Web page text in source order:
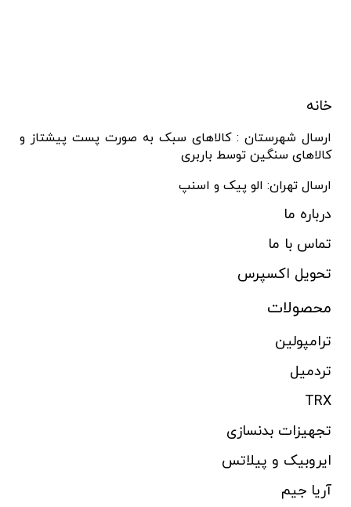
خانه
ارسال شهرستان : کالاهای سبک به صورت پست پیشتاز و
کالاهای سنگین توسط باربری
ارسال تهران: الو پیک و اسنپ
درباره ما
تماس با ما
تحویل اکسپرس
محصولات
ترامپولین
تردمیل
TRX
تجهیزات بدنسازی
ایروبیک و پیلاتس
آریا جیم